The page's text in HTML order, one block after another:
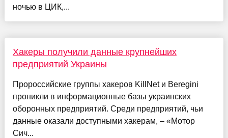
ночью в ЦИК,...
Хакеры получили данные крупнейших
предприятий Украины
Пророссийские группы хакеров KillNet и Beregini
проникли в информационные базы украинских
оборонных предприятий. Среди предприятий, чьи
данные оказали доступными хакерам, – «Мотор
Сич...